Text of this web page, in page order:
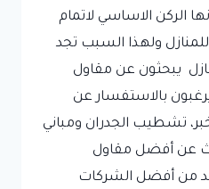
الركن الاساسي لاتمام
ولهذا السبب تجد
يبحثون عن مقاول
بالاستفسار عن
تشطيب الجدران ومباني
عن أفضل مقاول
من أفضل الشركات